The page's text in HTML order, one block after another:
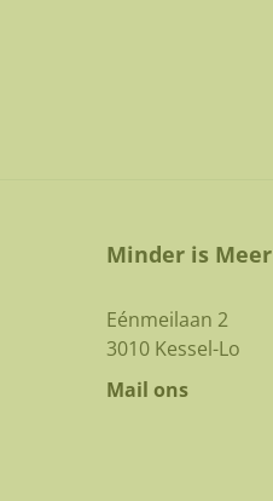
Minder is Meer
Eénmeilaan 2
3010 Kessel-Lo
Mail ons